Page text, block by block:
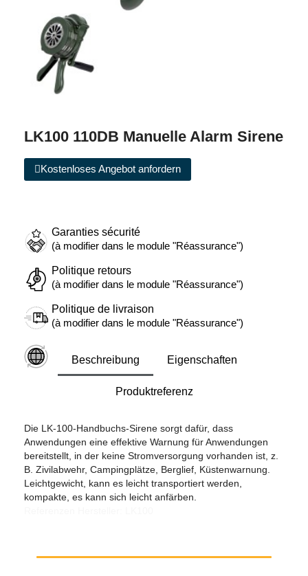
LK100 110DB Manuelle Alarm Sirene
Kostenloses Angebot anfordern
Garanties sécurité
(à modifier dans le module "Réassurance")
Politique retours
(à modifier dans le module "Réassurance")
Politique de livraison
(à modifier dans le module "Réassurance")
Beschreibung Eigenschaften
Produktreferenz
Die LK-100-Handbuchs-Sirene sorgt dafür, dass
Anwendungen eine effektive Warnung für Anwendungen
bereitstellt, in der keine Stromversorgung vorhanden ist, z.
B. Zivilabwehr, Campingplätze, Berglief, Küstenwarnung.
Leichtgewicht, kann es leicht transportiert werden,
kompakte, es kann sich leicht anfärben.